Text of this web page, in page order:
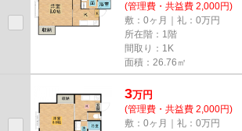
(管理費・共益費 2,000円)
敷：0ヶ月｜礼：0万円
所在階：1階
間取り：1K
面積：26.76㎡
3万円
(管理費・共益費 2,000円)
敷：0ヶ月｜礼：0万円